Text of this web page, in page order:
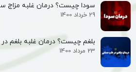
سودا چیست؟ درمان غلبه مزاج
29 خرداد 1400
بلغم چیست؟ درمان غلبه بلغم
23 مرداد 1400